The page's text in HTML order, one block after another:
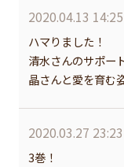
2020.04.13 14:25
ハマりました！
清水さんのサポー
晶さんと愛を育む
2020.03.27 23:23
3巻！